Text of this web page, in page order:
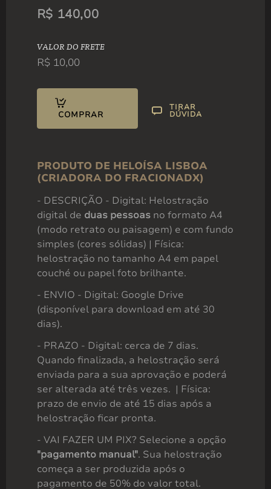
Helostração (2 pessoas)
R$ 120,00
Helostração digital + física (1 ...
R$ 140,00
VALOR DO FRETE
R$ 10,00
COMPRAR
TIRAR
DÚVIDA
PRODUTO DE HELOÍSA LISBOA
(CRIADORA DO FRACIONADX)
- DESCRIÇÃO - Digital: Helostração
digital de duas pessoasno formato A4
(modo retrato ou paisagem) e com fundo
simples (cores sólidas) | Física:
helostração no tamanho A4 em papel
couché ou papel foto brilhante.
- ENVIO - Digital: Google Drive
(disponível para download em até 30
dias).
- PRAZO - Digital: cerca de 7 dias.
Quando finalizada, a helostração será
enviada para a sua aprovação e poderá
ser alterada até três vezes. | Física:
prazo de envio de até 15 dias após a
helostração ficar pronta.
- VAI FAZER UM PIX? Selecione a opção
"pagamento manual". Sua helostração
começa a ser produzida após o
pagamento de 50% do valor total.